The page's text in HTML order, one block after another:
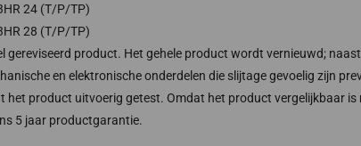
24 (T/P/TP)
28 (T/P/TP)
gereviseerd product. Het gehele product wordt vernieuwd;
en elektronische onderdelen die slijtage gevoelig zijn
het product uitvoerig getest. Omdat het product vergelijkbaar is
5 jaar productgarantie.